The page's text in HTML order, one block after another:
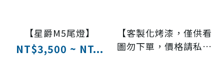
【星爵M5尾燈】
NT$3,500 ~ NT...
【客製化烤漆，僅供看
圖勿下單，價格請私訊